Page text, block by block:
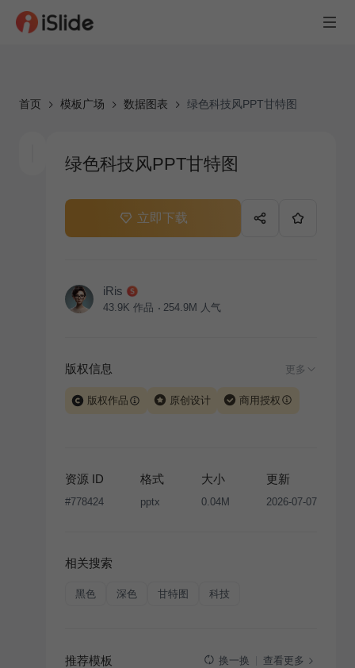
首页 模板广场 数据图表 绿色科技风PPT甘特图
绿色科技风PPT甘特图
立即下载
iRis
43.9K 作品 254.9M 人气
版权信息 更多
版权作品 原创设计 商用授权
版权声明
条款，禁止任何形式的转让、出售或出租，未
经投权许可任何人不得擅自转载和分发，否则将接照我
资源 ID
#778424
格式
pptx
大小
0.04M
更新
2026-07-07
相关搜索
黑色 深色 甘特图 科技
推荐模板 换一换 查看更多